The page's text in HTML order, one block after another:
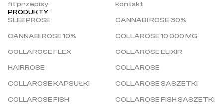
fit przepisy
kontakt
PRODUKTY
SLEEPROSE
CANNABI ROSE 30%
CANNABI ROSE 10%
COLLAROSE 10 000 MG
COLLAROSE FLEX
COLLAROSE ELIXIR
HAIRROSE
COLLAROSE
COLLAROSE KAPSUŁKI
COLLAROSE SASZETKI
COLLAROSE FISH
COLLAROSE FISH SASZETKI